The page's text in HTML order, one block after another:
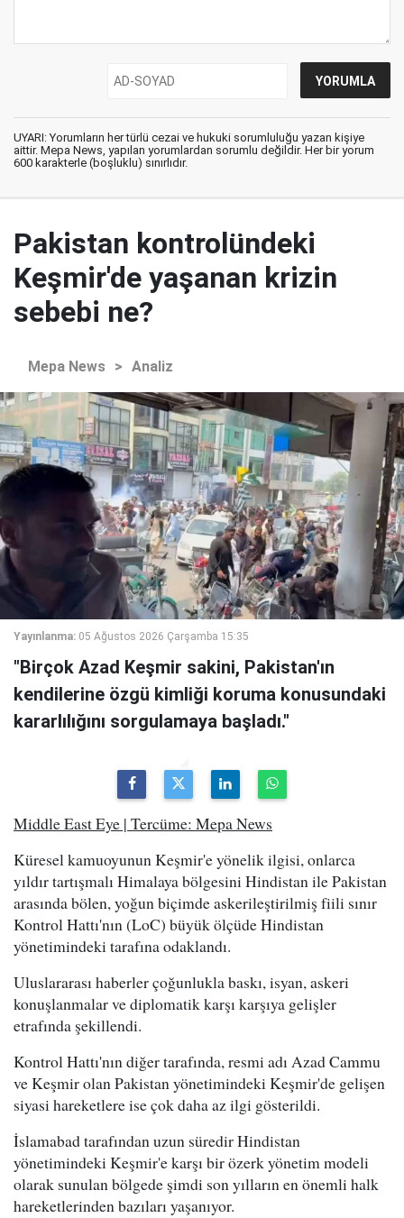
UYARI: Yorumların her türlü cezai ve hukuki sorumluluğu yazan kişiye
aittir. Mepa News, yapılan yorumlardan sorumlu değildir. Her bir yorum
600 karakterle (boşluklu) sınırlıdır.
Pakistan kontrolündeki
Keşmir'de yaşanan krizin
sebebi ne?
Mepa News > Analiz
Yayınlanma: 05 Ağustos 2026 Çarşamba 15:35
"Birçok Azad Keşmir sakini, Pakistan'ın
kendilerine özgü kimliği koruma konusundaki
kararlılığını sorgulamaya başladı."
Middle East Eye | Tercüme: Mepa News
Küresel kamuoyunun Keşmir'e yönelik ilgisi, onlarca
yıldır tartışmalı Himalaya bölgesini Hindistan ile Pakistan
arasında bölen, yoğun biçimde askerileştirilmiş fiili sınır
Kontrol Hattı'nın (LoC) büyük ölçüde Hindistan
yönetimindeki tarafına odaklandı.
Uluslararası haberler çoğunlukla baskı, isyan, askeri
konuşlanmalar ve diplomatik karşı karşıya gelişler
etrafında şekillendi.
Kontrol Hattı'nın diğer tarafında, resmi adı Azad Cammu
ve Keşmir olan Pakistan yönetimindeki Keşmir'de gelişen
siyasi hareketlere ise çok daha az ilgi gösterildi.
İslamabad tarafından uzun süredir Hindistan
yönetimindeki Keşmir'e karşı bir özerk yönetim modeli
olarak sunulan bölgede şimdi son yılların en önemli halk
hareketlerinden bazıları yaşanıyor.